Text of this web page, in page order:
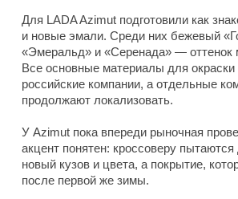
Для LADA Azimut подготовили как
и новые эмали. Среди них бежевый
«Эмеральд» и «Серенада» — оттенок
Все основные материалы для
российские компании, а отдельные
продолжают локализовать.
У Azimut пока впереди рыночная
акцент понятен: кроссоверу пытаются
новый кузов и цвета, а покрытие,
после первой же зимы.